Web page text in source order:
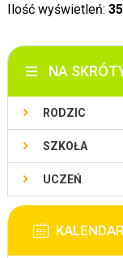
Ilość wyświetleń:
NA
RODZIC
SZKOŁA
UCZEŃ